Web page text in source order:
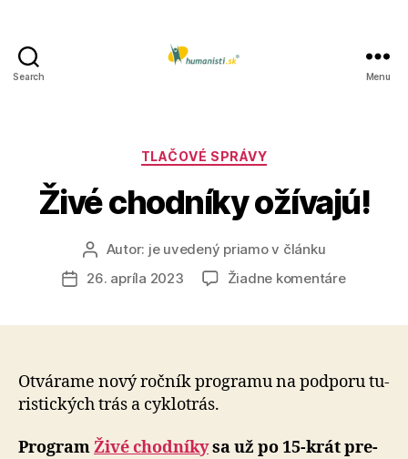
Search Menu
Kategórie
TLAČOVÉ SPRÁVY
Živé chodníky ožívajú!
Autor
článku
Autor: je uvedený priamo v článku
Dátum
26. apríla 2023 Žiadne komentárena
Otvárame nový ročník programu na pod­po­ru tu­
ristických trás a cy­klo­trás.
ProgramŽivé chodníkysa už po 15-krát pre­